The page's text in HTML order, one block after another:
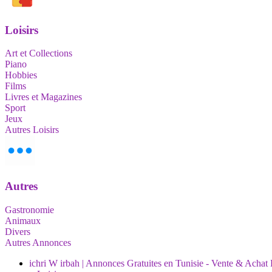
Loisirs
Art et Collections
Piano
Hobbies
Films
Livres et Magazines
Sport
Jeux
Autres Loisirs
Autres
Gastronomie
Animaux
Divers
Autres Annonces
ichri W irbah | Annonces Gratuites en Tunisie - Vente & Achat